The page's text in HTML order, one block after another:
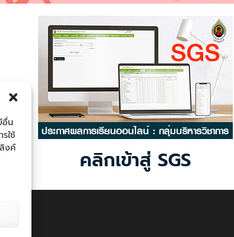
อื่น
ใช้
งค์
คลิกเข้าสู่ SGS